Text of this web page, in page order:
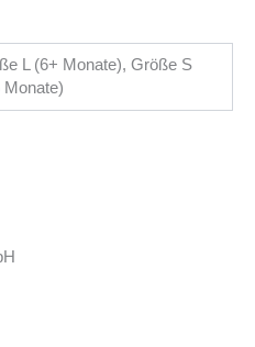
L (6+ Monate), Größe S
Monate)